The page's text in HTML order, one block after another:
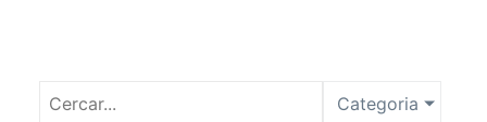
Categoria